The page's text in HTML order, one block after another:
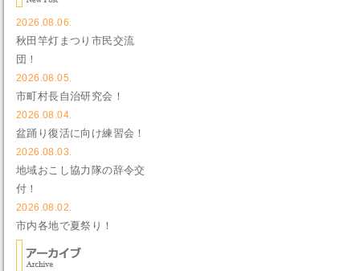
2026.08.06.
秋田竿灯まつり市民交流
団！
2026.08.05.
市町村長自治研究会！
2026.08.04.
盆踊り復活に向け練習会！
2026.08.03.
地域おこし協力隊の辞令交
付！
2026.08.02.
市内各地で夏祭り！